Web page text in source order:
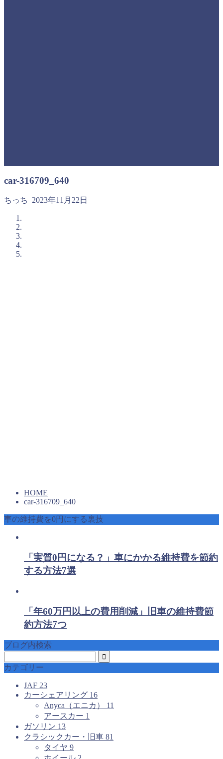
car-316709_640
ちっち 2023年11月22日
HOME
car-316709_640
車の維持費を0円にする裏技
「実質0円になる？」車にかかる維持費を節約
する方法7選
「年60万円以上の費用削減」旧車の維持費節
約方法7つ
ブログ内検索
カテゴリー
JAF 23
カーシェアリング 16
Anyca（エニカ） 11
アースカー 1
ガソリン 13
クラシックカー・旧車 81
タイヤ 9